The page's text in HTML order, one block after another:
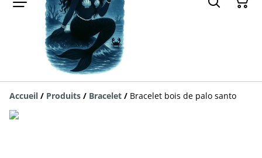
Accueil / Produits / Bracelet / Bracelet bois de palo santo